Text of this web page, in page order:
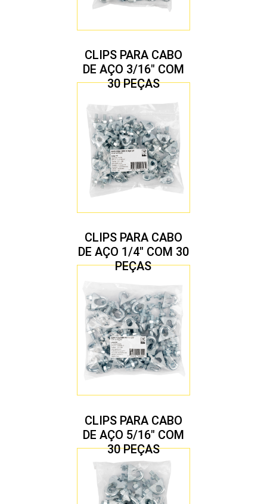
CLIPS PARA CABO
DE AÇO 3/16″ COM
30 PEÇAS
CLIPS PARA CABO
DE AÇO 1/4″ COM 30
PEÇAS
CLIPS PARA CABO
DE AÇO 5/16″ COM
30 PEÇAS